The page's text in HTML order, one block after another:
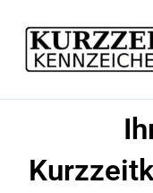
Inhalt
springen